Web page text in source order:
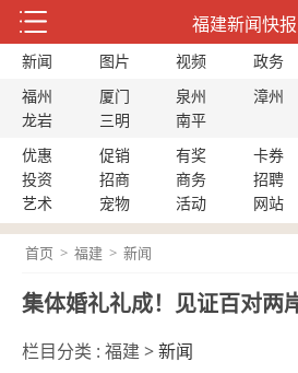
福建新闻快报
新闻 图片 视频 政务
福州
厦门 泉州 漳州
龙岩
三明
南平
优惠
促销 有奖 卡券
投资
招商 商务 招聘
艺术
宠物 活动 网站
首页 > 福建 > 新闻
集体婚礼礼成！见证百对两
栏目分类 : 福建 >新闻